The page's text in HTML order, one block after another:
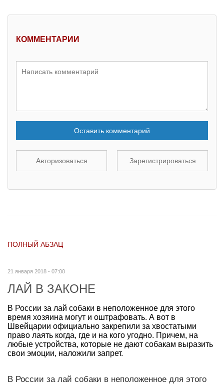
КОММЕНТАРИИ
Оставить комментарий
Авторизоваться Зарегистрироваться
ПОЛНЫЙ АБЗАЦ
21 января 2018 - 07:00
ЛАЙ В ЗАКОНЕ
В России за лай собаки в неположенное для этого
время хозяина могут и оштрафовать. А вот в
Швейцарии официально закрепили за хвостатыми
право лаять когда, где и на кого угодно. Причем, на
любые устройства, которые не дают собакам выразить
свои эмоции, наложили запрет.
В России за лай собаки в неположенное для этого